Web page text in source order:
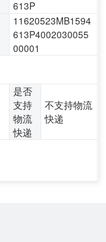
613P
11620523MB1594
613P4002030055
00001
是否
支持
物流
快递
不支持物流
快递